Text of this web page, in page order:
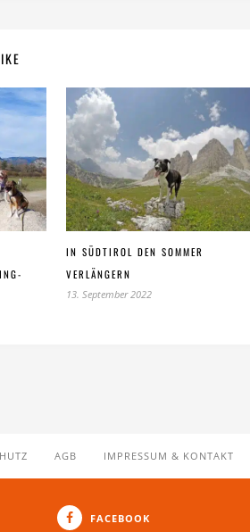
IN SÜDTIROL DEN SOMMER
VERLÄNGERN
13. September 2022
AGB IMPRESSUM & KONTAKT
FACEBOOK